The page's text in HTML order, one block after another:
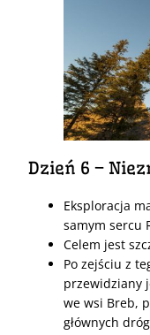
Dzień 6 –
Eksploracja
samym sercu
Celem jest
Po zejściu z
przewidziany
we wsi Breb,
głównych